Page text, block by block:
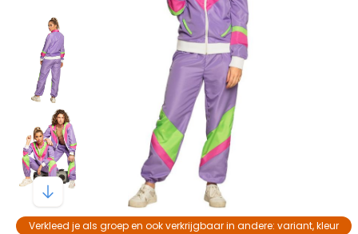
Verkleed je als groep en ook verkrijgbaar in andere: variant, kleur